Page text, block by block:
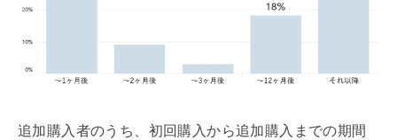
追加購入者のうち、初回購入から追加購入までの期間